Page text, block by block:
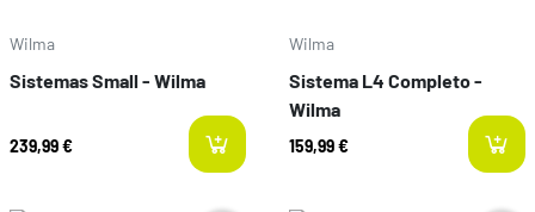
Wilma
Sistemas Small - Wilma
239,99 €
Wilma
Sistema L4 Completo -
Wilma
159,99 €